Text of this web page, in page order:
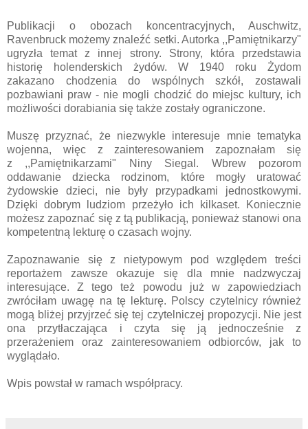
Publikacji o obozach koncentracyjnych, Auschwitz,
Ravenbruck możemy znaleźć setki. Autorka ,,Pamiętnikarzy"
ugryzła temat z innej strony. Strony, która przedstawia
historię holenderskich żydów. W 1940 roku Żydom
zakazano chodzenia do wspólnych szkół, zostawali
pozbawiani praw - nie mogli chodzić do miejsc kultury, ich
możliwości dorabiania się także zostały ograniczone.
Muszę przyznać, że niezwykle interesuje mnie tematyka
wojenna, więc z zainteresowaniem zapoznałam się
z ,,Pamiętnikarzami" Niny Siegal. Wbrew pozorom
oddawanie dziecka rodzinom, które mogły uratować
żydowskie dzieci, nie były przypadkami jednostkowymi.
Dzięki dobrym ludziom przeżyło ich kilkaset. Koniecznie
możesz zapoznać się z tą publikacją, ponieważ stanowi ona
kompetentną lekturę o czasach wojny.
Zapoznawanie się z nietypowym pod względem treści
reportażem zawsze okazuje się dla mnie nadzwyczaj
interesujące. Z tego też powodu już w zapowiedziach
zwróciłam uwagę na tę lekturę. Polscy czytelnicy również
mogą bliżej przyjrzeć się tej czytelniczej propozycji. Nie jest
ona przytłaczająca i czyta się ją jednocześnie z
przerażeniem oraz zainteresowaniem odbiorców, jak to
wyglądało.
Wpis powstał w ramach współpracy.